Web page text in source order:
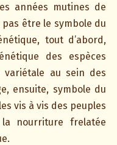
années mutines de
être le symbole du
tout d’abord,
des espèces
au sein des
ensuite, symbole du
vis à vis des peuples
la nourriture frelatée